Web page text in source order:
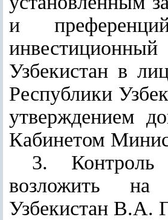
и
Узбекистан в
Республики
утверждением
Кабинетом
3. Контроль
возложить на
Узбекистан В.А.